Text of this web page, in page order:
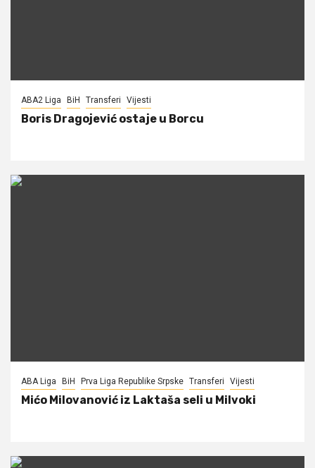
ABA2 Liga BiH Transferi Vijesti
Boris Dragojević ostaje u Borcu
ABA Liga BiH Prva Liga Republike Srpske Transferi Vijesti
Mićo Milovanović iz Laktaša seli u Milvoki